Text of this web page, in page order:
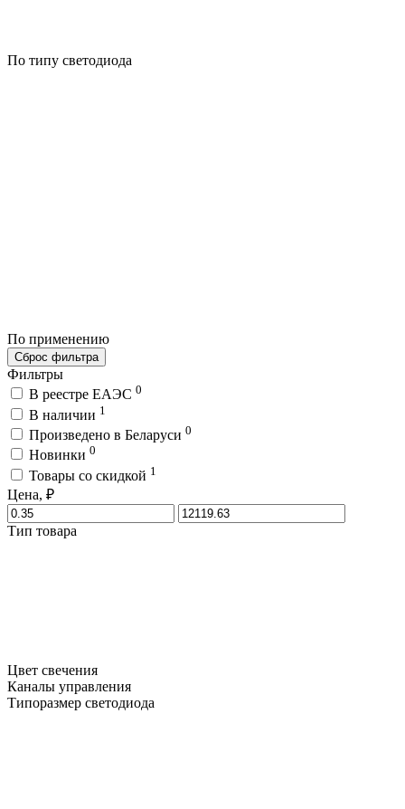
По типу светодиода
По применению
Сброс фильтра
Фильтры
В реестре ЕАЭС 0
В наличии 1
Произведено в Беларуси 0
Новинки 0
Товары со скидкой 1
Цена, ₽
Тип товара
Цвет свечения
Каналы управления
Типоразмер светодиода